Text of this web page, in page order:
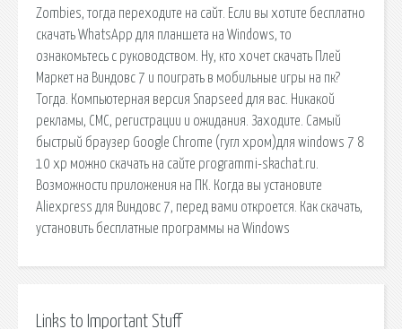
Zombies, тогда переходите на сайт. Если вы хотите бесплатно
скачать WhatsApp для планшета на Windows, то
ознакомьтесь с руководством. Ну, кто хочет скачать Плей
Маркет на Виндовс 7 и поиграть в мобильные игры на пк?
Тогда. Компьютерная версия Snapseed для вас. Никакой
рекламы, СМС, регистрации и ожидания. Заходите. Самый
быстрый браузер Google Chrome (гугл хром)для windows 7 8
10 xp можно скачать на сайте programmi-skachat.ru.
Возможности приложения на ПК. Когда вы установите
Aliexpress для Виндовс 7, перед вами откроется. Как скачать,
установить бесплатные программы на Windows
Links to Important Stuff